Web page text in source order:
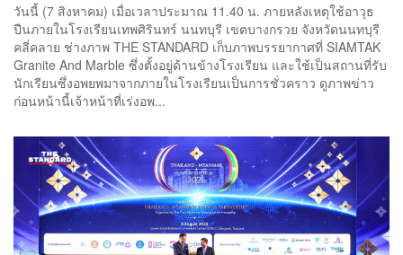
วันนี้ (7 สิงหาคม) เมื่อเวลาประมาณ 11.40 น. ภายหลังเหตุใช้อาวุธ
ปืนภายในโรงเรียนเทพศิรินทร์ นนทบุรี เขตบางกรวย จังหวัดนนทบุรี
คลี่คลาย ช่างภาพ THE STANDARD เก็บภาพบรรยากาศที่ SIAMTAK
Granite And Marble ซึ่งตั้งอยู่ด้านข้างโรงเรียน และใช้เป็นสถานที่รับ
นักเรียนซึ่งอพยพมาจากภายในโรงเรียนเป็นการชั่วคราว ดูภาพข่าว
ก่อนหน้านี้เจ้าหน้าที่เร่งอพ...